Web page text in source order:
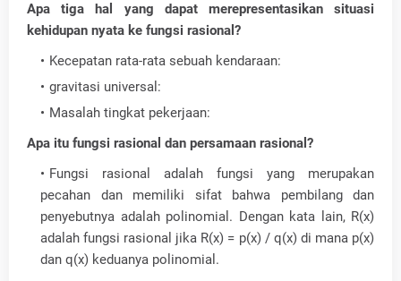
Apa tiga hal yang dapat merepresentasikan situasi
kehidupan nyata ke fungsi rasional?
Kecepatan rata-rata sebuah kendaraan:
gravitasi universal:
Masalah tingkat pekerjaan:
Apa itu fungsi rasional dan persamaan rasional?
Fungsi rasional adalah fungsi yang merupakan
pecahan dan memiliki sifat bahwa pembilang dan
penyebutnya adalah polinomial. Dengan kata lain, R(x)
adalah fungsi rasional jika R(x) = p(x) / q(x) di mana p(x)
dan q(x) keduanya polinomial.